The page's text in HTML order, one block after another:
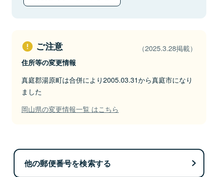
ご注意 （2025.3.28掲載）
住所等の変更情報
真庭郡湯原町は合併により2005.03.31から真庭市になり
ました
岡山県の変更情報一覧 はこちら
他の郵便番号を検索する